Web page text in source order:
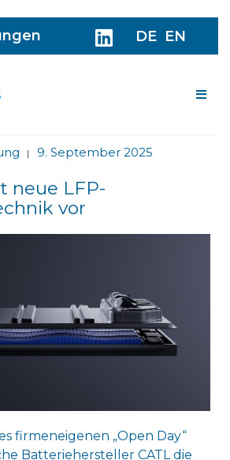
DE EN
| 9. September 2025
neue LFP-
vor
firmeneigenen „Open Day“
Batteriehersteller CATL die